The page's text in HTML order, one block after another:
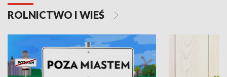
ROLNICTWO I WIEŚ